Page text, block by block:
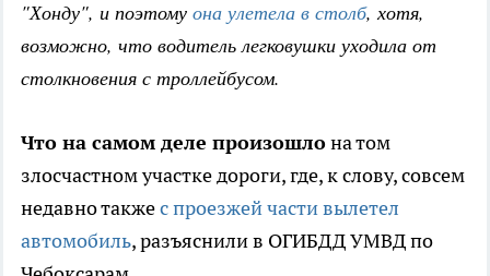
"Хонду", и поэтому она улетела в столб, хотя,
возможно, что водитель легковушки уходила от
столкновения с троллейбусом.
Что на самом деле произошлона том
злосчастном участке дороги, где, к слову, совсем
недавно такжес проезжей части вылетел
автомобиль, разъяснили в ОГИБДД УМВД по